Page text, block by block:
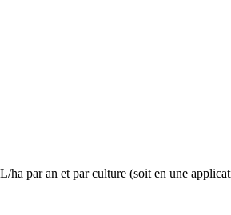
par an et par culture (soit en une